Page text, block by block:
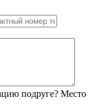
подруге? Место